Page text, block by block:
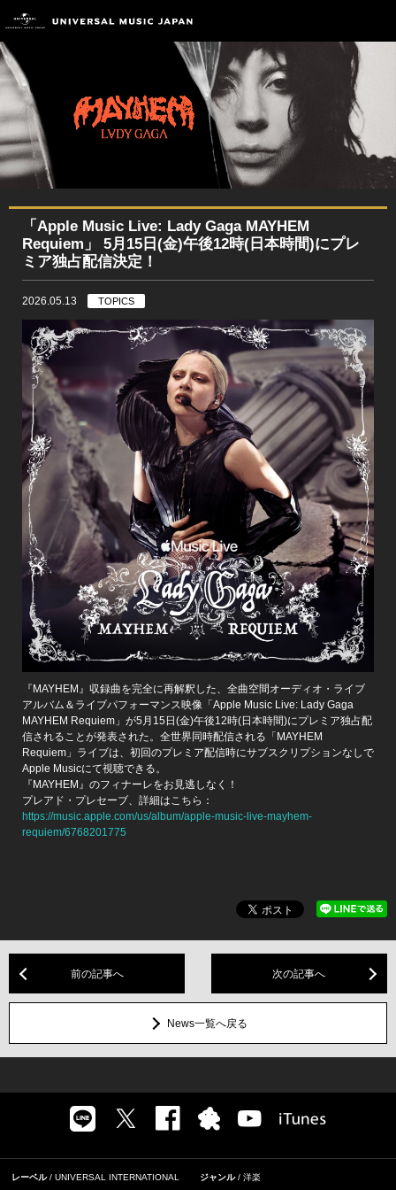
「Apple Music Live: Lady Gaga MAYHEM
Requiem」 5月15日(金)午後12時(日本時間)にプレ
ミア独占配信決定！
2026.05.13 TOPICS
『MAYHEM』収録曲を完全に再解釈した、全曲空間オーディオ・ライブ
アルバム＆ライブパフォーマンス映像「Apple Music Live: Lady Gaga
MAYHEM Requiem」が5月15日(金)午後12時(日本時間)にプレミア独占配
信されることが発表された。全世界同時配信される「MAYHEM
Requiem」ライブは、初回のプレミア配信時にサブスクリプションなしで
Apple Musicにて視聴できる。
『MAYHEM』のフィナーレをお見逃しなく！
プレアド・プレセーブ、詳細はこちら：
https://music.apple.com/us/album/apple-music-live-mayhem-
requiem/6768201775
前の記事へ 次の記事へ
News一覧へ戻る
レーベル UNIVERSAL INTERNATIONAL ジャンル 洋楽